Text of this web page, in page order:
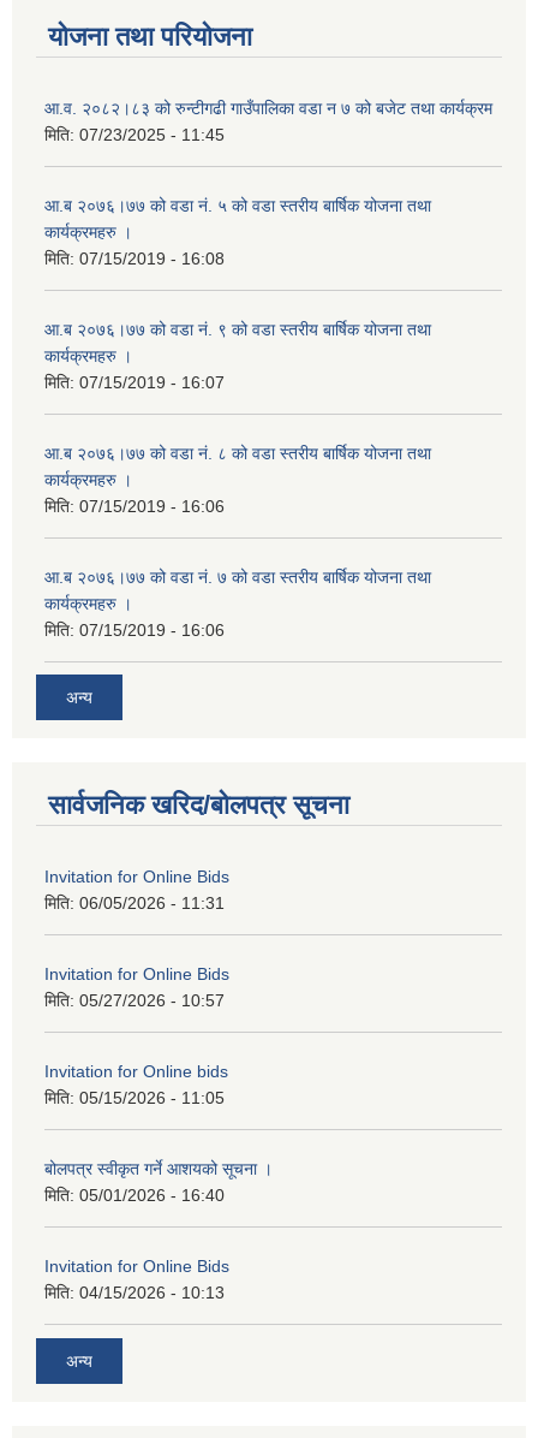
योजना तथा परियोजना
आ.व. २०८२।८३ को रुन्टीगढी गाउँपालिका वडा न ७ को बजेट तथा कार्यक्रम
मिति: 07/23/2025 - 11:45
आ.ब २०७६।७७ को वडा नं. ५ को वडा स्तरीय बार्षिक योजना तथा
कार्यक्रमहरु ।
मिति: 07/15/2019 - 16:08
आ.ब २०७६।७७ को वडा नं. ९ को वडा स्तरीय बार्षिक योजना तथा
कार्यक्रमहरु ।
मिति: 07/15/2019 - 16:07
आ.ब २०७६।७७ को वडा नं. ८ को वडा स्तरीय बार्षिक योजना तथा
कार्यक्रमहरु ।
मिति: 07/15/2019 - 16:06
आ.ब २०७६।७७ को वडा नं. ७ को वडा स्तरीय बार्षिक योजना तथा
कार्यक्रमहरु ।
मिति: 07/15/2019 - 16:06
अन्य
सार्वजनिक खरिद/बोलपत्र सूचना
Invitation for Online Bids
मिति: 06/05/2026 - 11:31
Invitation for Online Bids
मिति: 05/27/2026 - 10:57
Invitation for Online bids
मिति: 05/15/2026 - 11:05
बोलपत्र स्वीकृत गर्ने आशयको सूचना ।
मिति: 05/01/2026 - 16:40
Invitation for Online Bids
मिति: 04/15/2026 - 10:13
अन्य